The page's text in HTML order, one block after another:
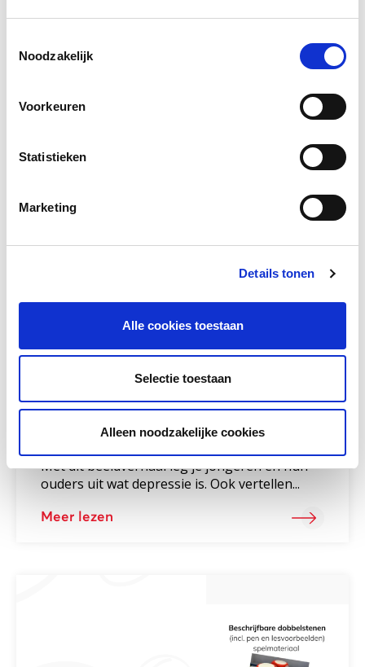
Noodzakelijk
Voorkeuren
Statistieken
Marketing
Details tonen
Alle cookies toestaan
Selectie toestaan
Alleen noodzakelijke cookies
Deel deze pagina
Gerelateerd lesmateriaal
Beeldverhaal over depressie
Met dit beeldverhaal leg je jongeren en hun
ouders uit wat depressie is. Ook vertellen...
Meer lezen